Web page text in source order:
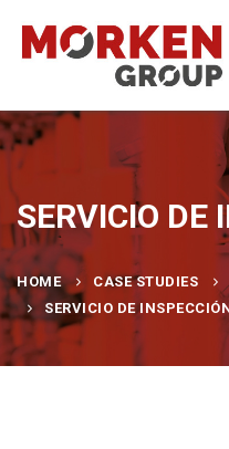
SERVICIO DE
HOME CASE STUDIES
SERVICIO DE